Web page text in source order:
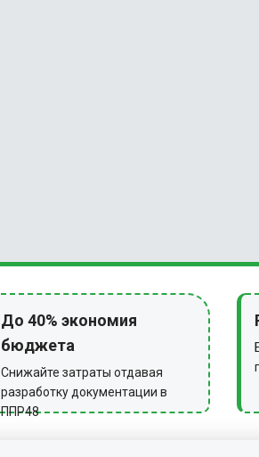
До 40% экономия
бюджета
Снижайте затраты отдавая
разработку документации в
ППР48